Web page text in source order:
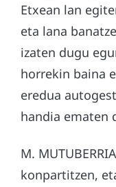
Etxean lan
eta lana
izaten dugu
horrekin baina
eredua
handia ematen
M.
konpartitzen,